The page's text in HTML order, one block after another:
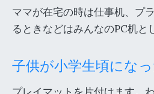
ママが在宅の時は仕事机、プ
るときなどはみんなのPC机と
子供が小学生頃にな